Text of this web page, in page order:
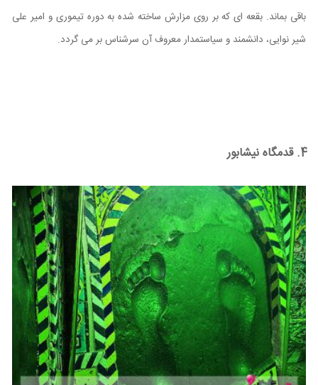
باقی بماند. بقعه ای که بر روی مزارش ساخته شده به دوره تیموری و امیر علی
شیر نوایی، دانشمند و سیاستمدار معروف آن سرشناس بر می گردد.
4. قدمگاه نیشابور